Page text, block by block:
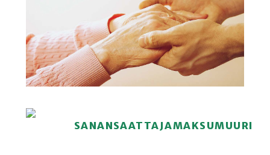
SANANSAATTAJAMAKSUMUURI